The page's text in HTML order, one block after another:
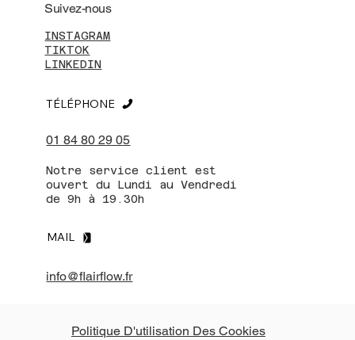
INSTAGRAM
TIKTOK
LINKEDIN
Suivez-nous
01 84 80 29 05
TÉLÉPHONE
Notre service client est
ouvert du Lundi au Vendredi
de 9h à 19.30h
MAIL
info@flairflow.fr
Politique D'utilisation Des Cookies